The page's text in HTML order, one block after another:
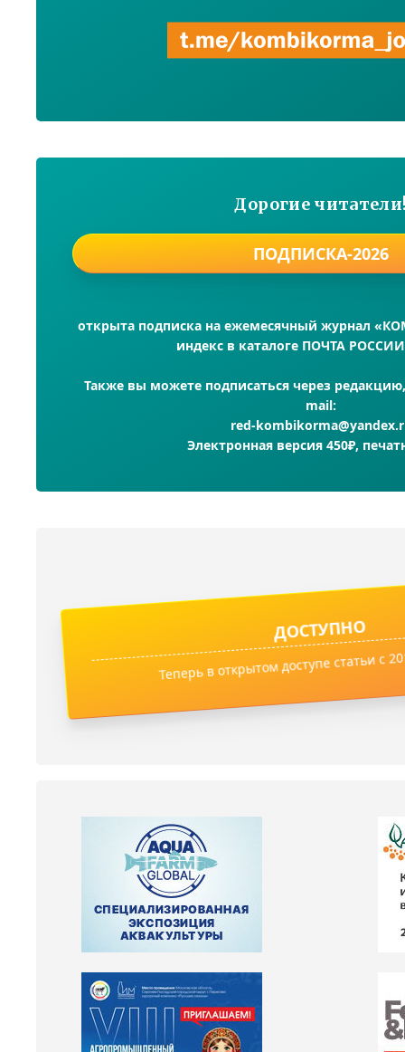
Дорогие
ПОДПИСКА-2026
открыта подписка на ежемесячный журнал
индекс в каталоге ПОЧТА
Также вы можете подписаться через
mail:
red-
Электронная версия 450₽,
ДОСТУПНО
Теперь в открытом доступе статьи с